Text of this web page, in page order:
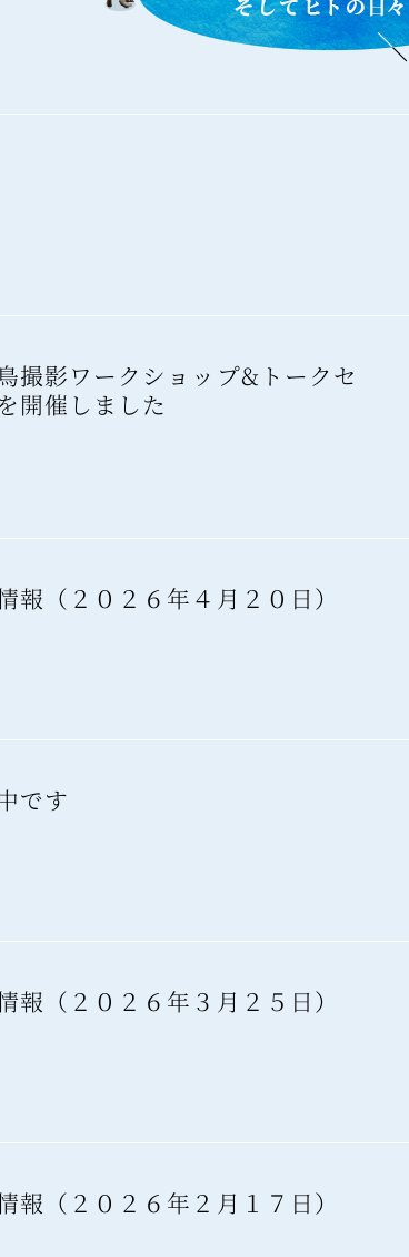
撮影ワークショップ&トークセ
開催しました
報（２０２６年４月２０日）
です
報（２０２６年３月２５日）
報（２０２６年２月１７日）